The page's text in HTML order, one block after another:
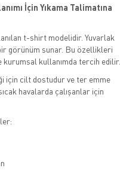
İçin Yıkama Talimatına
t-shirt modelidir. Yuvarlak
görünüm sunar. Bu özellikleri
kurumsal kullanımda tercih edilir.
için cilt dostudur ve ter emme
havalarda çalışanlar için